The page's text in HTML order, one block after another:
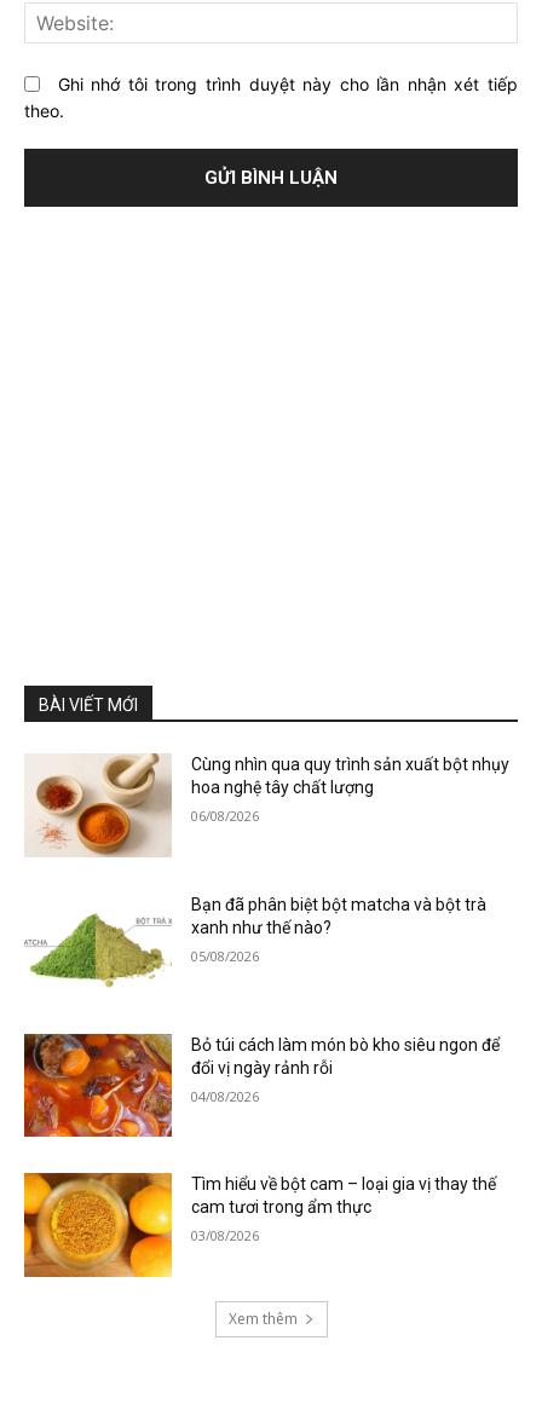
này?
Ghi nhớ tôi trong trình duyệt này cho lần nhận xét tiếp
theo.
BÀI VIẾT MỚI
Cùng nhìn qua quy trình sản xuất bột nhụy
hoa nghệ tây chất lượng
06/08/2026
Bạn đã phân biệt bột matcha và bột trà
xanh như thế nào?
05/08/2026
Bỏ túi cách làm món bò kho siêu ngon để
đổi vị ngày rảnh rỗi
04/08/2026
Tìm hiểu về bột cam – loại gia vị thay thế
cam tươi trong ẩm thực
03/08/2026
Xem thêm